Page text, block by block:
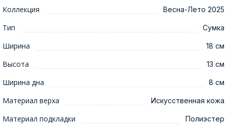
Коллекция Весна-Лето 2025
Тип Сумка
Ширина 18 см
Высота 13 см
Ширина дна 8 см
Материал верха Искусственная кожа
Материал подкладки Полиэстер